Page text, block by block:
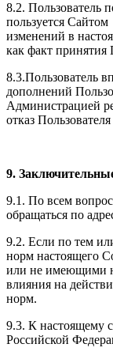
8.2. Пользователь
пользуется
изменений в
как факт принятия
8.3.Пользователь
дополнений
Администрацией
отказ
9.
9.1. По всем
обращаться по
9.2. Если по тем
норм настоящего
или не имеющими
влияния на
норм.
9.3. К настоящему
Российской